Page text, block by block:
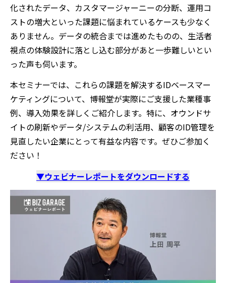
化されたデータ、 カスタマージャーニーの分断、 運用コ
ストの増大といった課題に悩まれているケースも少なく
ありません。データの統合までは進めたものの、生活者
視点の体験設計に落とし込む部分があと一歩難しいとい
った声も伺います。
本セミナーでは、 これらの課題を解決するIDベースマー
ケティングについて、博報堂が実際にご支援した業種事
例、導入効果を詳しくご紹介します。 特に、オウンドサ
イトの刷新やデータ/システムの利活用、 顧客のID管理を
見直したい企業にとって有益な内容です。 ぜひご参加く
ださい！
▼ウェビナーレポートをダウンロードする